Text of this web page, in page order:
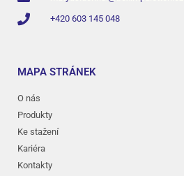
+420 603 145 048
MAPA STRÁNEK
O nás
Produkty
Ke stažení
Kariéra
Kontakty